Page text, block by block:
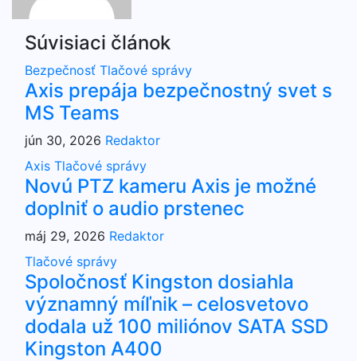
Súvisiaci článok
Bezpečnosť Tlačové správy
Axis prepája bezpečnostný svet s
MS Teams
jún 30, 2026 Redaktor
Axis Tlačové správy
Novú PTZ kameru Axis je možné
doplniť o audio prstenec
máj 29, 2026 Redaktor
Tlačové správy
Spoločnosť Kingston dosiahla
významný míľnik – celosvetovo
dodala už 100 miliónov SATA SSD
Kingston A400